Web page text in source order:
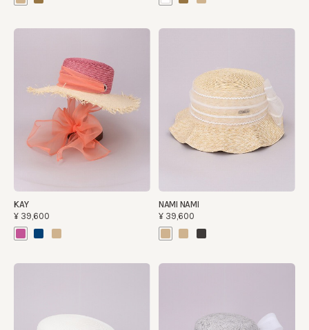
KAY
¥39,600
NAMI NAMI
¥39,600